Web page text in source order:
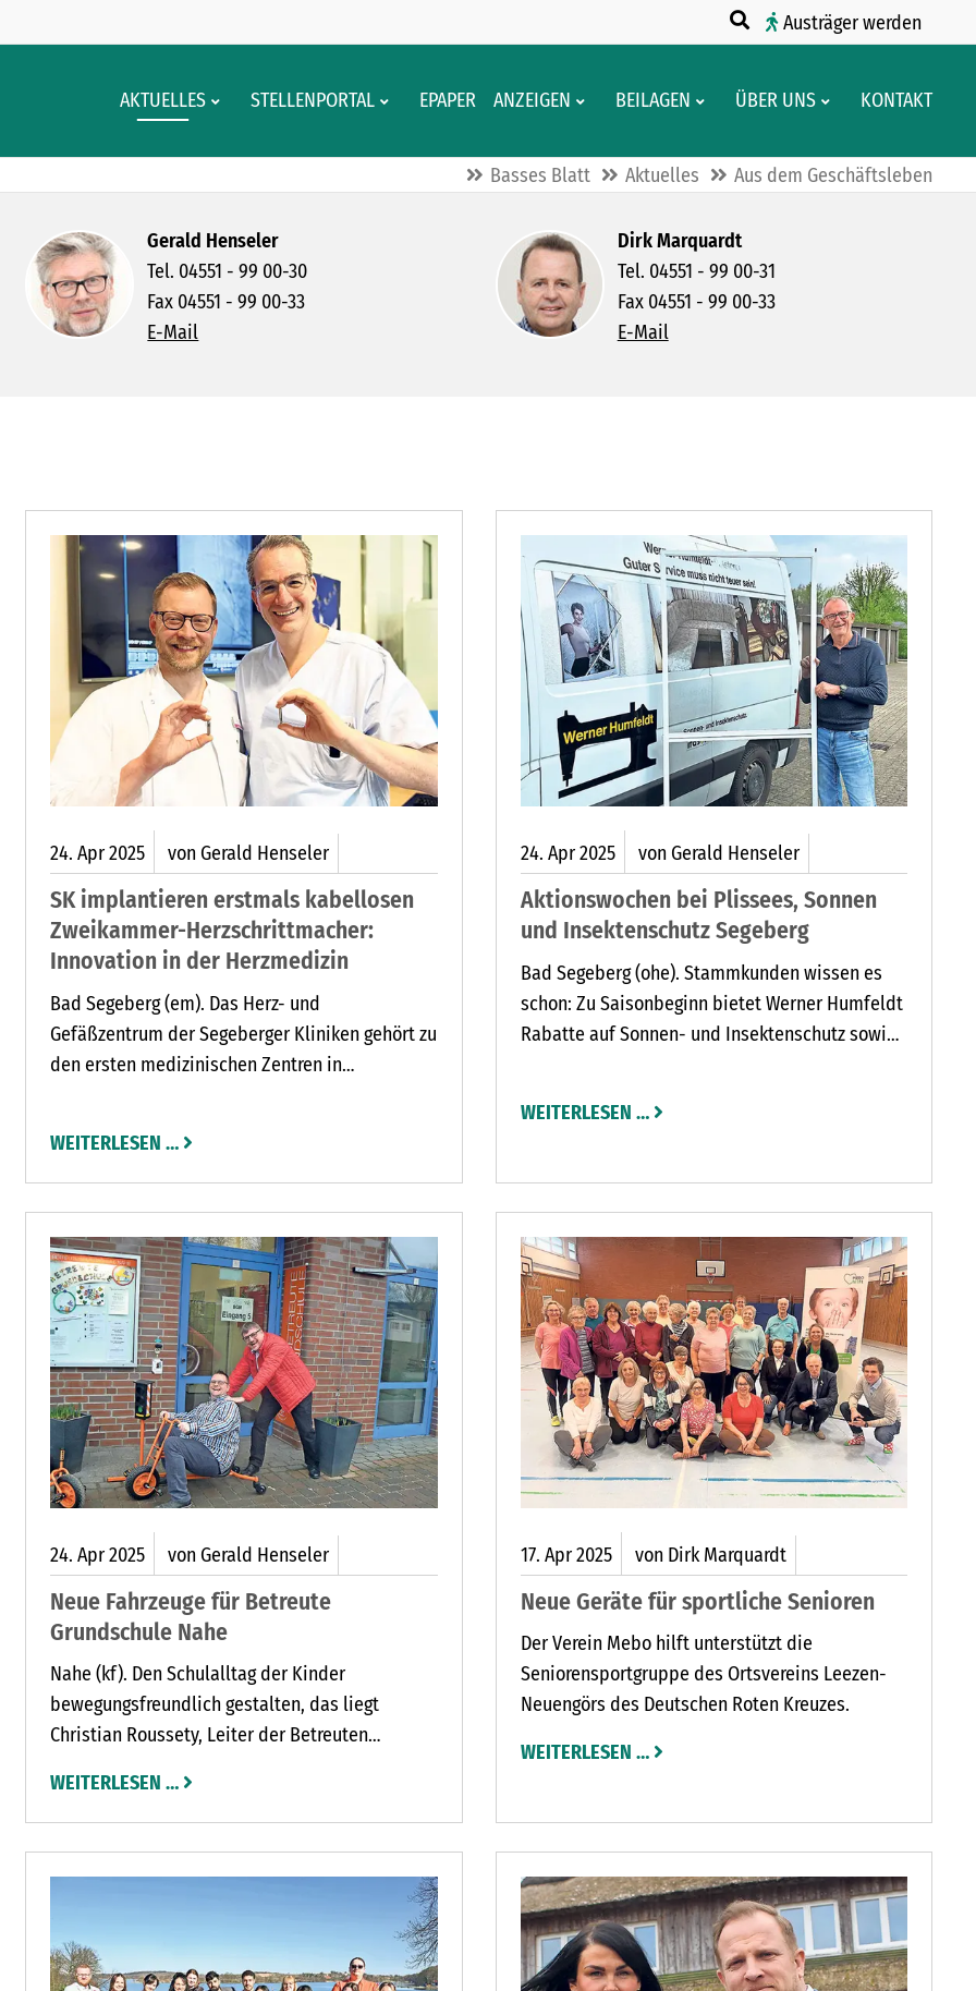
Austräger werden
AKTUELLES STELLENPORTAL EPAPER ANZEIGEN BEILAGEN ÜBER UNS KONTAKT
Basses Blatt Aktuelles Aus dem Geschäftsleben
Gerald Henseler
Tel. 04551 - 99 00-30
Fax 04551 - 99 00-33
E-Mail
Dirk Marquardt
Tel. 04551 - 99 00-31
Fax 04551 - 99 00-33
E-Mail
24. Apr2025 von Gerald Henseler
SK implantieren erstmals kabellosen
Zweikammer-Herzschrittmacher:
Innovation in der Herzmedizin
Bad Segeberg (em). Das Herz- und
Gefäßzentrum der Segeberger Kliniken gehört zu
den ersten medizinischen Zentren in
Herzschrittmachersystem erfolgreich
implantiert haben.
WEITERLESEN …
24. Apr2025 von Gerald Henseler
Aktionswochen bei Plissees, Sonnen
und Insektenschutz Segeberg
Bad Segeberg (ohe). Stammkunden wissen es
schon: Zu Saisonbeginn bietet Werner Humfeldt
Rabatte auf Sonnen- und Insektenschutz sowie
seiner Firma Plissees Sonnen- und
kostenfreie Montage. Das Angebot gilt für
Kunden, die im Umkreis von 20 Kilometern um
Bad Segeberg wohnen.
WEITERLESEN …
24. Apr2025 von Gerald Henseler
Neue Fahrzeuge für Betreute
Grundschule Nahe
Nahe (kf). Den Schulalltag der Kinder
bewegungsfreundlich gestalten, das liegt
Christian Roussety, Leiter der Betreuten
ein zentraler Bestandteil einer gesunden
Entwicklung und so setzt sich die Betreute
Grundschule in Nahe gezielt dafür ein, ihren
Schülerinnen und Schülern mehr Möglichkeiten
WEITERLESEN …
17. Apr2025 von Dirk Marquardt
Neue Geräte für sportliche Senioren
Der Verein Mebo hilft unterstützt die
Seniorensportgruppe des Ortsvereins Leezen-
Neuengörs des Deutschen Roten Kreuzes.
WEITERLESEN …
SEGEBERGER SEE